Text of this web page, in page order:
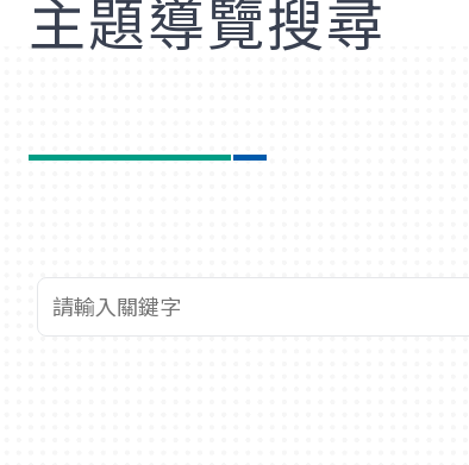
主題導覽搜尋
查詢關鍵字